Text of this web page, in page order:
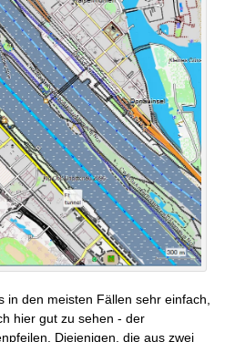
den meisten Fällen sehr einfach,
hier gut zu sehen - der
Diejenigen, die aus zwei